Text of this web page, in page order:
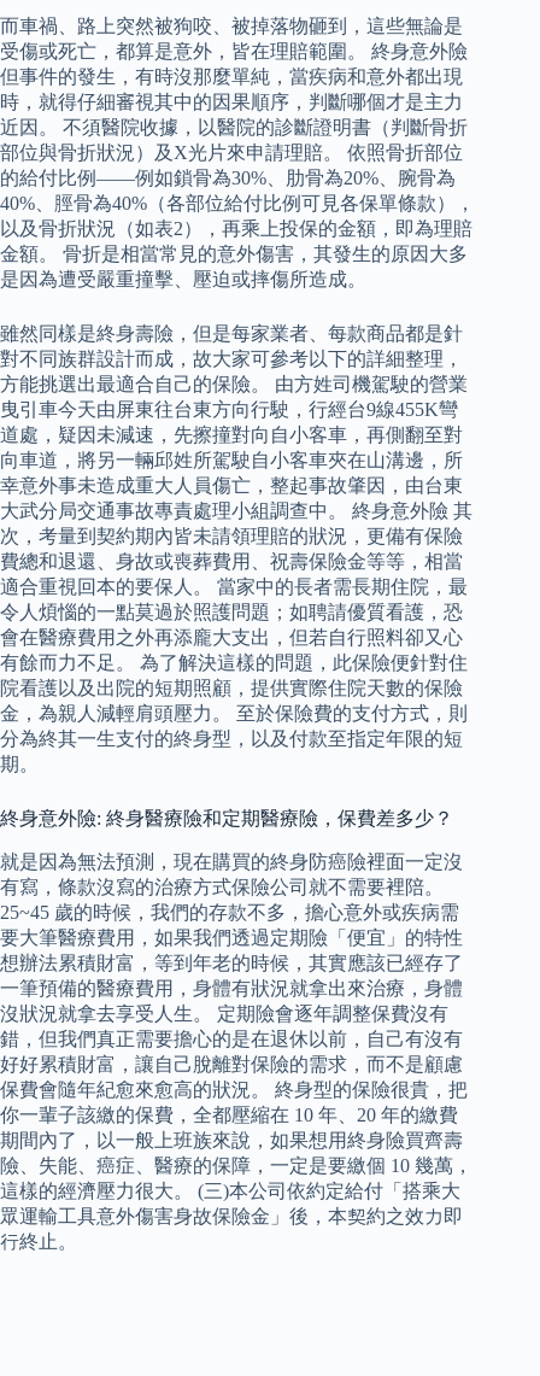
而車禍、路上突然被狗咬、被掉落物砸到，這些無論是
受傷或死亡，都算是意外，皆在理賠範圍。 終身意外險
但事件的發生，有時沒那麼單純，當疾病和意外都出現
時，就得仔細審視其中的因果順序，判斷哪個才是主力
近因。 不須醫院收據，以醫院的診斷證明書（判斷骨折
部位與骨折狀況）及X光片來申請理賠。 依照骨折部位
的給付比例――例如鎖骨為30%、肋骨為20%、腕骨為
40%、脛骨為40%（各部位給付比例可見各保單條款），
以及骨折狀況（如表2），再乘上投保的金額，即為理賠
金額。 骨折是相當常見的意外傷害，其發生的原因大多
是因為遭受嚴重撞擊、壓迫或摔傷所造成。
雖然同樣是終身壽險，但是每家業者、每款商品都是針
對不同族群設計而成，故大家可參考以下的詳細整理，
方能挑選出最適合自己的保險。 由方姓司機駕駛的營業
曳引車今天由屏東往台東方向行駛，行經台9線455K彎
道處，疑因未減速，先擦撞對向自小客車，再側翻至對
向車道，將另一輛邱姓所駕駛自小客車夾在山溝邊，所
幸意外事未造成重大人員傷亡，整起事故肇因，由台東
大武分局交通事故專責處理小組調查中。 終身意外險 其
次，考量到契約期內皆未請領理賠的狀況，更備有保險
費總和退還、身故或喪葬費用、祝壽保險金等等，相當
適合重視回本的要保人。 當家中的長者需長期住院，最
令人煩惱的一點莫過於照護問題；如聘請優質看護，恐
會在醫療費用之外再添龐大支出，但若自行照料卻又心
有餘而力不足。 為了解決這樣的問題，此保險便針對住
院看護以及出院的短期照顧，提供實際住院天數的保險
金，為親人減輕肩頭壓力。 至於保險費的支付方式，則
分為終其一生支付的終身型，以及付款至指定年限的短
期。
終身意外險: 終身醫療險和定期醫療險，保費差多少？
就是因為無法預測，現在購買的終身防癌險裡面一定沒
有寫，條款沒寫的治療方式保險公司就不需要裡陪。
25~45 歲的時候，我們的存款不多，擔心意外或疾病需
要大筆醫療費用，如果我們透過定期險「便宜」的特性
想辦法累積財富，等到年老的時候，其實應該已經存了
一筆預備的醫療費用，身體有狀況就拿出來治療，身體
沒狀況就拿去享受人生。 定期險會逐年調整保費沒有
錯，但我們真正需要擔心的是在退休以前，自己有沒有
好好累積財富，讓自己脫離對保險的需求，而不是顧慮
保費會隨年紀愈來愈高的狀況。 終身型的保險很貴，把
你一輩子該繳的保費，全都壓縮在 10 年、20 年的繳費
期間內了，以一般上班族來說，如果想用終身險買齊壽
險、失能、癌症、醫療的保障，一定是要繳個 10 幾萬，
這樣的經濟壓力很大。 (三)本公司依約定給付「搭乘大
眾運輸工具意外傷害身故保險金」後，本契約之效力即
行終止。